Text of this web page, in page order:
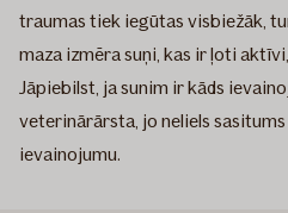
traumas tiek iegūtas visbiežāk,
maza izmēra suņi, kas ir ļoti
Jāpiebilst, ja sunim ir kāds
veterinārārsta, jo neliels
ievainojumu.